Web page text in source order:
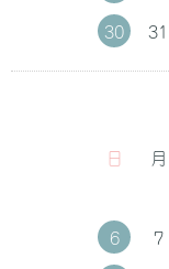
30
31
日 月
6
7